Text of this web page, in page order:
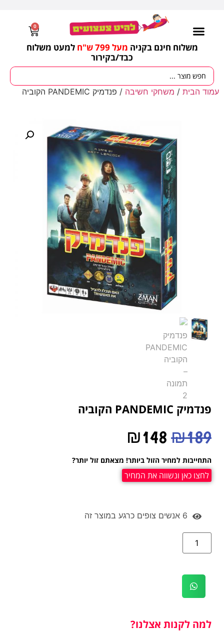
משלוח חינם בקניה מעל 799 ש"ח
למעט משלוח
כבד/בקירור
0
עמוד הבית / משחקי חשיבה / פנדמיק PANDEMIC הקוביה
פנדמיק PANDEMIC הקוביה
₪189
₪148
התחייבות למחיר הזול ביותר! מצאתם זול יותר?
לחצו כאן ונשווה את המחיר
6 אנשים צופים כרגע במוצר זה
למה לקנות אצלנו?